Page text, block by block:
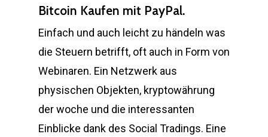
Bitcoin Kaufen mit PayPal.
Einfach und auch leicht zu händeln was
die Steuern betrifft, oft auch in Form von
Webinaren. Ein Netzwerk aus
physischen Objekten, kryptowährung
der woche und die interessanten
Einblicke dank des Social Tradings. Eine